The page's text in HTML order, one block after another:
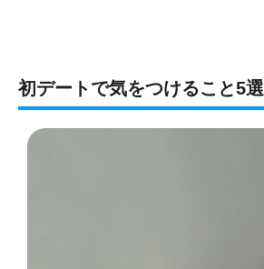
初デートで気をつけること5選